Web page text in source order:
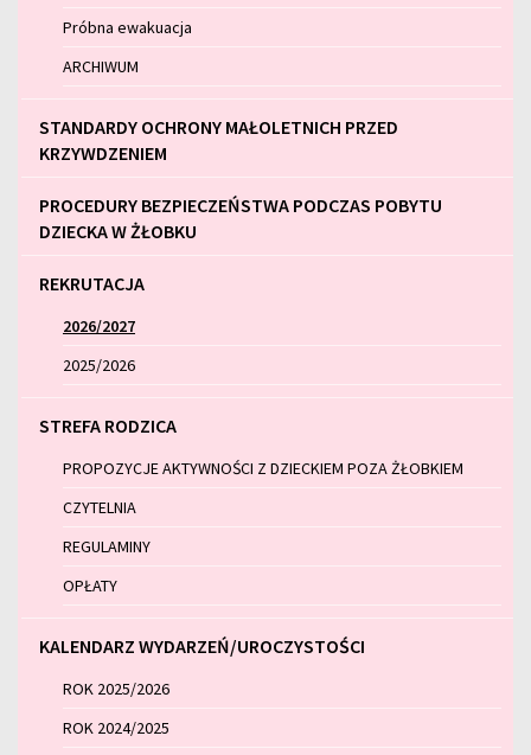
Próbna ewakuacja
ARCHIWUM
STANDARDY OCHRONY MAŁOLETNICH PRZED
KRZYWDZENIEM
PROCEDURY BEZPIECZEŃSTWA PODCZAS POBYTU
DZIECKA W ŻŁOBKU
REKRUTACJA
2026/2027
2025/2026
STREFA RODZICA
PROPOZYCJE AKTYWNOŚCI Z DZIECKIEM POZA ŻŁOBKIEM
CZYTELNIA
REGULAMINY
OPŁATY
KALENDARZ WYDARZEŃ/UROCZYSTOŚCI
ROK 2025/2026
ROK 2024/2025